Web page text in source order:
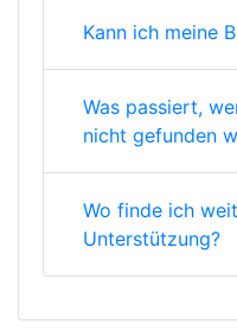
Kann ich meine
Was passiert,
nicht gefunden
Wo finde ich
Unterstützung?